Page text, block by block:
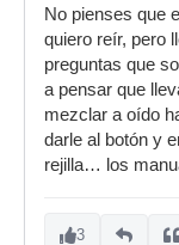
No pienses que
quiero reír, pero
preguntas que
a pensar que
mezclar a oído
darle al botón y
rejilla… los
3